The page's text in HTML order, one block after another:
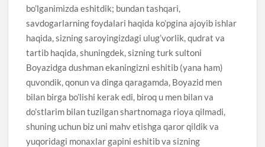
bo’lganimizda eshitdik; bundan tashqari,
savdogarlarning foydalari haqida ko’pgina ajoyib ishlar
haqida, sizning saroyingizdagi ulug’vorlik, qudrat va
tartib haqida, shuningdek, sizning turk sultoni
Boyazidga dushman ekaningizni eshitib (yana ham)
quvondik, qonun va dinga qaragamda, Boyazid men
bilan birga bo’lishi kerak edi, biroq u men bilan va
do’stlarim bilan tuzilgan shartnomaga rioya qilmadi,
shuning uchun biz uni mahv etishga qaror qildik va
yuqoridagi monaxlar gapini eshitib va sizning